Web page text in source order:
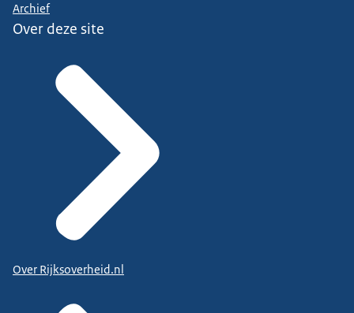
Archief
Over deze site
Over Rijksoverheid.nl